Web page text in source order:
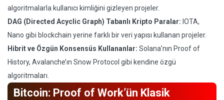
algoritmalarla kullanıcı kimliğini gizleyen projeler.
DAG (Directed Acyclic Graph) Tabanlı Kripto Paralar: IOTA,
Nano gibi blockchain yerine farklı bir veri yapısı kullanan projeler.
Hibrit ve Özgün Konsensüs Kullananlar: Solana’nın Proof of
History, Avalanche’ın Snow Protocol gibi kendine özgü
algoritmaları.
Bitcoin: Proof of Work’ün Klasik